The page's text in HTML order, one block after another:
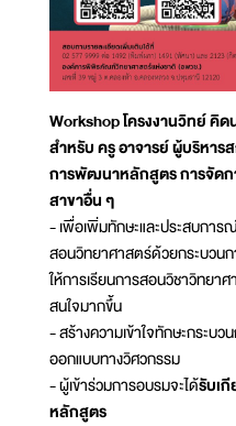
Workshop โครงงานวิทย์ คิ
สำหรับ ครู อาจารย์ ผู้บริหา
การพัฒนาหลักสูตร การจัดก
สาขาอื่น ๆ
- เพื่อเพิ่มทักษะและประสบกา
สอนวิทยาศาสตร์ด้วยกระบวน
ให้การเรียนการสอนวิชาวิทยา
สนใจมากขึ้น
- สร้างความเข้าใจทักษะกระบ
ออกแบบทางวิศวกรรม
- ผู้เข้าร่วมการอบรมจะได้รับเ
หลักสูตร